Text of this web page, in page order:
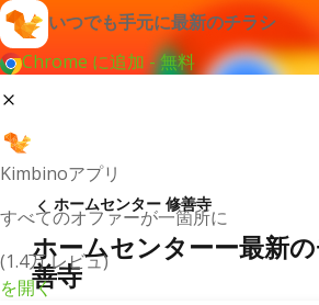
いつでも手元に最新のチラシ
Chrome に追加 - 無料
Kimbinoアプリ
すべてのオファーが一箇所に
(1.4万 レビュ)
を開く
ホームセンター 修善寺
ホームセンターー最新
善寺